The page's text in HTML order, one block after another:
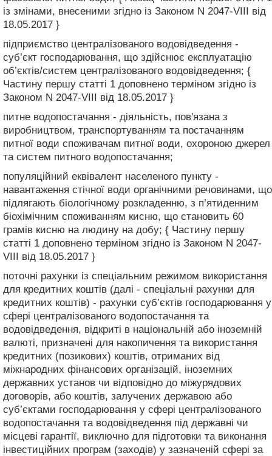
із змінами, внесеними згідно із Законом N 2047-VIII від
18.05.2017 }
підприємство централізованого водовідведення -
суб’єкт господарювання, що здійснює експлуатацію
об’єктів/систем централізованого водовідведення; {
Частину першу статті 1 доповнено терміном згідно із
Законом N 2047-VIII від 18.05.2017 }
питне водопостачання - діяльність, пов'язана з
виробництвом, транспортуванням та постачанням
питної води споживачам питної води, охороною джерел
та систем питного водопостачання;
популяційний еквівалент населеного пункту -
навантаження стічної води органічними речовинами, що
підлягають біологічному розкладенню, з п’ятиденним
біохімічним споживанням кисню, що становить 60
грамів кисню на людину на добу; { Частину першу
статті 1 доповнено терміном згідно із Законом N 2047-
VIII від 18.05.2017 }
поточні рахунки із спеціальним режимом використання
для кредитних коштів (далі - спеціальні рахунки для
кредитних коштів) - рахунки суб’єктів господарювання у
сфері централізованого водопостачання та
водовідведення, відкриті в національній або іноземній
валюті, призначені для накопичення та використання
кредитних (позикових) коштів, отриманих від
міжнародних фінансових організацій, іноземних
державних установ чи відповідно до міжурядових
договорів, або коштів, залучених державою або
суб’єктами господарювання у сфері централізованого
водопостачання та водовідведення під державні чи
місцеві гарантії, виключно для підготовки та виконання
інвестиційних програм (заходів) у зазначеній сфері за